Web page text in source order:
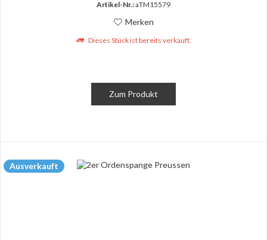
Artikel-Nr.:aTM15579
Merken
Dieses Stück ist bereits verkauft.
Zum Produkt
Ausverkauft